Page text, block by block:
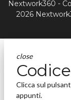
Nextwork360 -
2026
close
Clicca sul
appunti.